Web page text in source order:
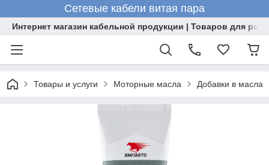
Сетевые кабели витая пара
Интернет магазин кабельной продукции | Товаров для
Товары и услуги Моторные масла Добавки в масла